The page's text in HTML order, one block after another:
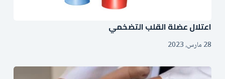
اعتلال عضلة القلب التضخمي
28 مارس، 2023